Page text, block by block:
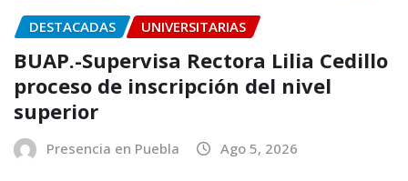
DESTACADAS UNIVERSITARIAS
BUAP.-Supervisa Rectora Lilia Cedillo
proceso de inscripción del nivel
superior
Presencia en Puebla Ago 5, 2026